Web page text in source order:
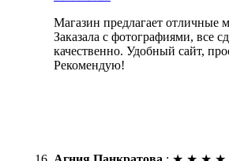
Магазин предлагает отличные
Заказала с фотографиями, все
качественно. Удобный сайт,
Рекомендую!